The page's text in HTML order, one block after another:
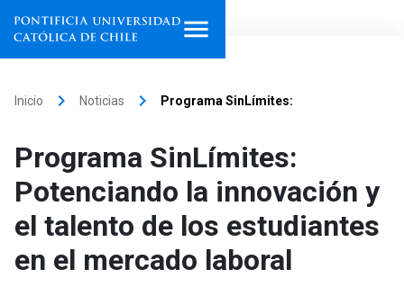
Facultades, escuelas e
institutos
Investigación
Inicio keyboard_arrow_right Noticias keyboard_arrow_right Programa SinLímites:
Programa SinLímites:
Potenciando la innovación y
el talento de los estudiantes
en el mercado laboral